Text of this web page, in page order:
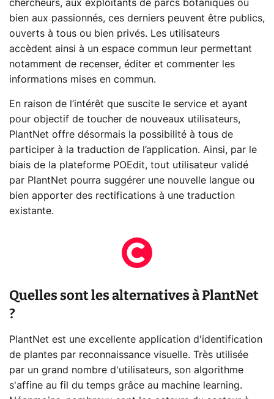
chercheurs, aux exploitants de parcs botaniques ou
bien aux passionnés, ces derniers peuvent être publics,
ouverts à tous ou bien privés. Les utilisateurs
accèdent ainsi à un espace commun leur permettant
notamment de recenser, éditer et commenter les
informations mises en commun.
En raison de l’intérêt que suscite le service et ayant
pour objectif de toucher de nouveaux utilisateurs,
PlantNet offre désormais la possibilité à tous de
participer à la traduction de l’application. Ainsi, par le
biais de la plateforme POEdit, tout utilisateur validé
par PlantNet pourra suggérer une nouvelle langue ou
bien apporter des rectifications à une traduction
existante.
Quelles sont les alternatives à PlantNet
?
PlantNet est une excellente application d'identification
de plantes par reconnaissance visuelle. Très utilisée
par un grand nombre d'utilisateurs, son algorithme
s'affine au fil du temps grâce au machine learning.